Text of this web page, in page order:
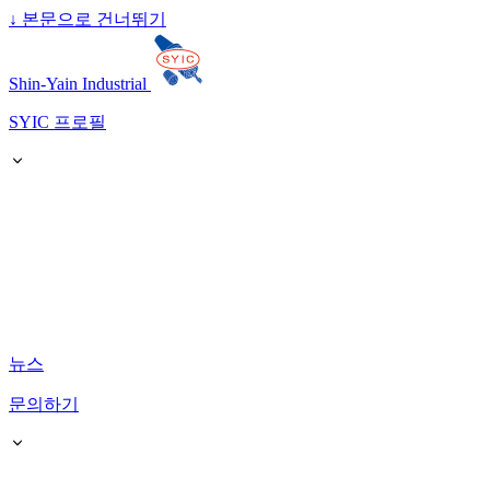
↓ 본문으로 건너뛰기
Shin-Yain Industrial
SYIC 프로필
뉴스
문의하기